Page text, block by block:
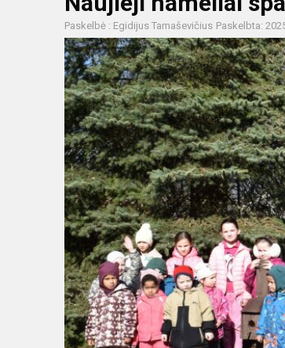
Paskelbė : Egidijus Tamaševičius Paskelbta: